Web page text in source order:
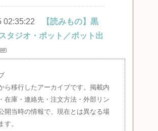
02:35:22
【読みもの】黒
タジオ・ポット／ポット出
ら移行したアーカイブです。掲載内
在庫・連絡先・注文方法・外部リン
開当時の情報で、現在とは異なる場
す。